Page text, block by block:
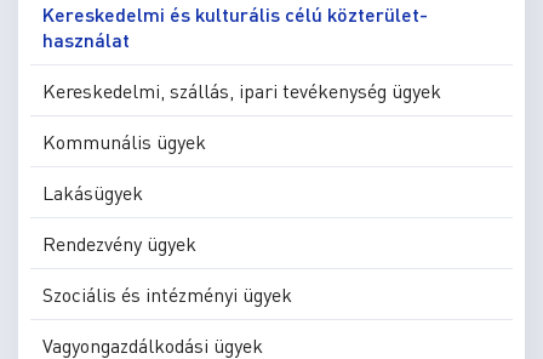
Kereskedelmi és kulturális célú közterület-
használat
Kereskedelmi, szállás, ipari tevékenység ügyek
Kommunális ügyek
Lakásügyek
Rendezvény ügyek
Szociális és intézményi ügyek
Vagyongazdálkodási ügyek